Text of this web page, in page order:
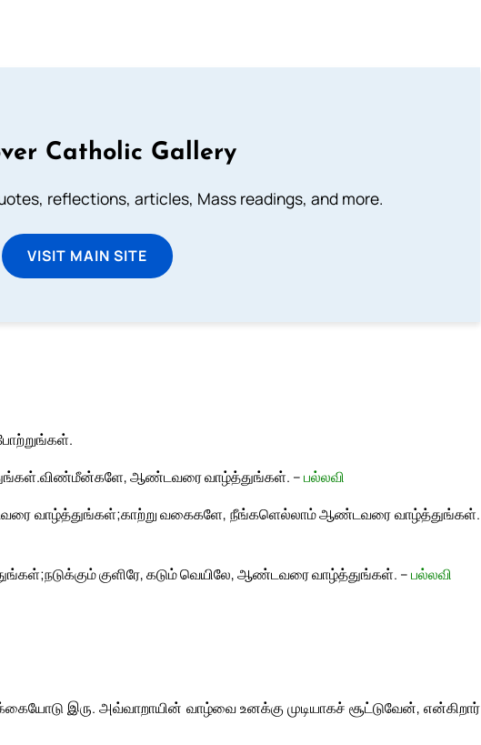
Catholic Gallery
reflections, articles, Mass readings, and more.
VISIT MAIN SITE
விண்மீன்களே, ஆண்டவரை வாழ்த்துங்கள். –பல்லவி
வாழ்த்துங்கள்;காற்று வகைகளே, நீங்களெல்லாம் ஆண்டவரை வாழ்த்துங்கள்.
நடுக்கும் குளிரே, கடும் வெயிலே, ஆண்டவரை வாழ்த்துங்கள். –பல்லவி
இரு. அவ்வாறாயின் வாழ்வை உனக்கு முடியாகச் சூட்டுவேன், என்கிறார்